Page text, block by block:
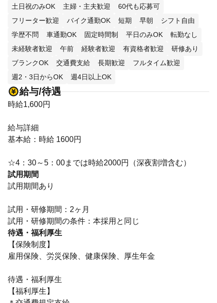
土日祝のみOK
主婦・主夫歓迎
60代も応募可
フリーター歓迎
バイク通勤OK 短期 早朝
シフト自由
学歴不問
車通勤OK 固定時間制 平日のみOK
転勤なし
未経験者歓迎
午前 経験者歓迎 有資格者歓迎
研修あり
ブランクOK
交通費支給 長期歓迎
フルタイム歓迎
週2・3日からOK
週4日以上OK
給与/待遇
時給1,600円
給与詳細
基本給：時給 1600円
☆4：30～5：00までは時給2000円（深夜割増含む）
試用期間
試用期間あり
試用・研修期間：2ヶ月
待遇・福利厚生
【保険制度】
雇用保険、労災保険、健康保険、厚生年金
待遇・福利厚生
【福利厚生】